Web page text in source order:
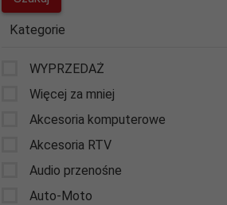
Kategorie
WYPRZEDAŻ
Więcej za mniej
Akcesoria komputerowe
Akcesoria RTV
Audio przenośne
Auto-Moto